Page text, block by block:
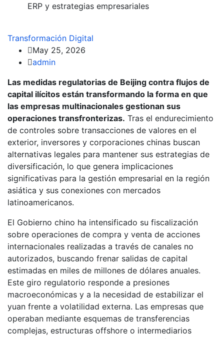
ERP y estrategias empresariales
Transformación Digital
May 25, 2026
admin
Las medidas regulatorias de Beijing contra flujos de
capital ilícitos están transformando la forma en que
las empresas multinacionales gestionan sus
operaciones transfronterizas. Tras el endurecimiento
de controles sobre transacciones de valores en el
exterior, inversores y corporaciones chinas buscan
alternativas legales para mantener sus estrategias de
diversificación, lo que genera implicaciones
significativas para la gestión empresarial en la región
asiática y sus conexiones con mercados
latinoamericanos.
El Gobierno chino ha intensificado su fiscalización
sobre operaciones de compra y venta de acciones
internacionales realizadas a través de canales no
autorizados, buscando frenar salidas de capital
estimadas en miles de millones de dólares anuales.
Este giro regulatorio responde a presiones
macroeconómicas y a la necesidad de estabilizar el
yuan frente a volatilidad externa. Las empresas que
operaban mediante esquemas de transferencias
complejas, estructuras offshore o intermediarios